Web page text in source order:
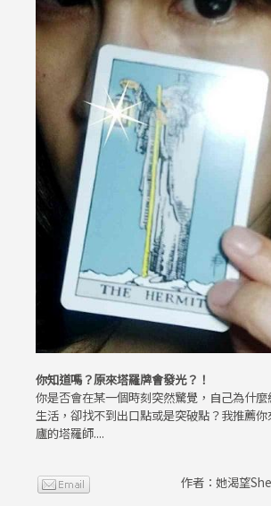
你知道嗎？原來塔羅牌會發光？！
你是否會在某一個時刻突然驚覺，自己為什
生活，卻找不到出口點或是突破點？我推薦
廬的塔羅師....
作者：她渴望